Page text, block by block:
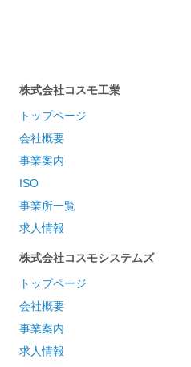
株式会社コスモ工業
トップページ
会社概要
事業案内
ISO
事業所一覧
求人情報
株式会社コスモシステムズ
トップページ
会社概要
事業案内
求人情報